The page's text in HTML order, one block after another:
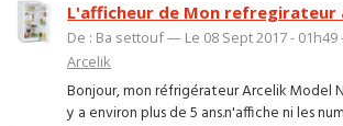
L'afficheur de Mon refregirateur
De : Ba settouf — Le 08 Sept 2017 -
Arcelik
Bonjour, mon réfrigérateur Arcelik Model
y a environ plus de 5 ans.n'affiche ni les